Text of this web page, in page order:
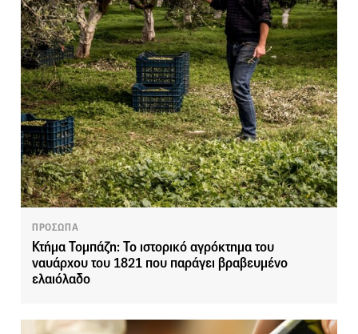
ΠΡΟΣΩΠΑ
Κτήμα Τομπάζη: Το ιστορικό αγρόκτημα του
ναυάρχου του 1821 που παράγει βραβευμένο
ελαιόλαδο